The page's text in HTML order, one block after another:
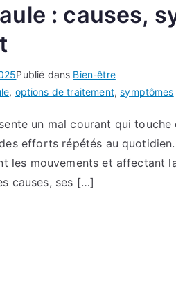
: causes,
Publié dans Bien-être
, options de traitement,symptômes
un mal courant qui
efforts répétés au
les mouvements et affectant
causes, ses […]